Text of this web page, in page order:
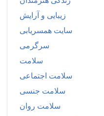
زیبایی و آرایش
سایت همسریابی
سرگرمی
سلامت
سلامت اجتماعی
سلامت جنسی
سلامت روان